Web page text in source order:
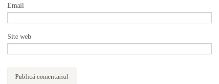
Email
Site web